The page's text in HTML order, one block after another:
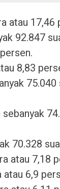
atau 17,46
92.847
8,83
70.328
atau 7,18
6,9